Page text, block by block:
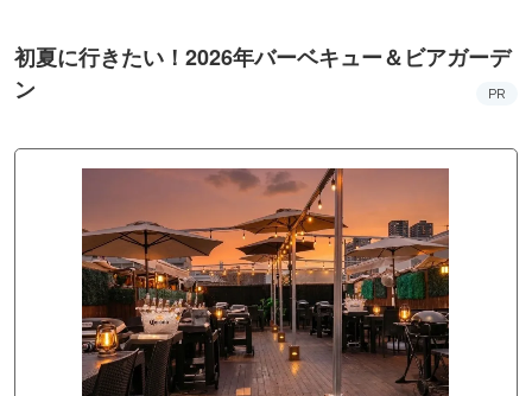
初夏に行きたい！2026年バーベキュー＆ビアガーデ
ン
PR